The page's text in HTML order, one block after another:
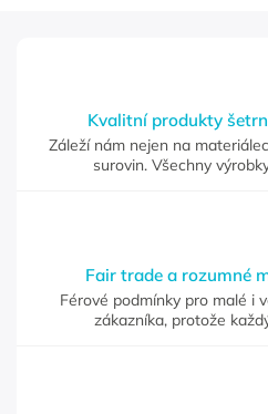
Kvalitní produkty
Záleží nám nejen na
surovin. Všechny
Fair trade a rozumné
Férové podmínky pro malé i
zákazníka, protože